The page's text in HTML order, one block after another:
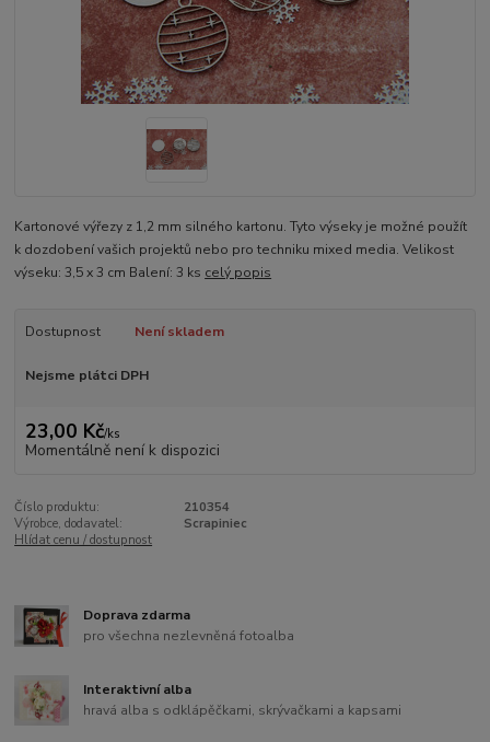
Kartonové výřezy z 1,2 mm silného kartonu. Tyto výseky je možné použít
k dozdobení vašich projektů nebo pro techniku mixed media. Velikost
výseku: 3,5 x 3 cm Balení: 3 ks celý popis
Dostupnost Není skladem
Nejsme plátci DPH
23,00 Kč/ks
Momentálně není k dispozici
Číslo produktu:
210354
Výrobce, dodavatel:
Scrapiniec
Hlídat cenu / dostupnost
Doprava zdarma
pro všechna nezlevněná fotoalba
Interaktivní alba
hravá alba s odklápěčkami, skrývačkami a kapsami